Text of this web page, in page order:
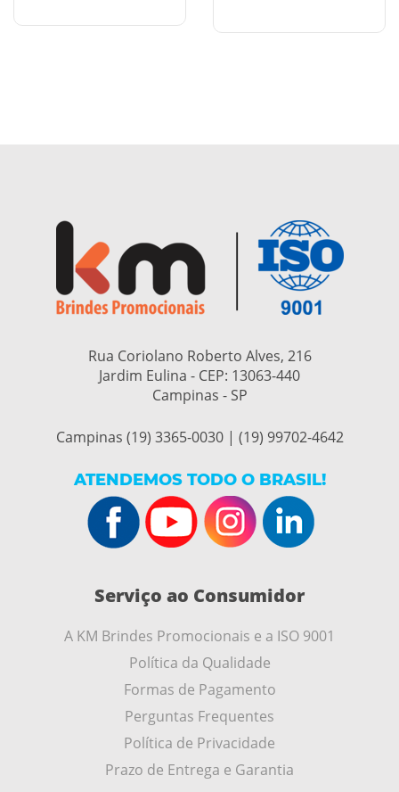
Rua Coriolano Roberto Alves, 216
Jardim Eulina - CEP: 13063-440
Campinas - SP
Campinas (19) 3365-0030 | (19) 99702-4642
ATENDEMOS TODO O BRASIL!
Serviço ao Consumidor
A KM Brindes Promocionais e a ISO 9001
Política da Qualidade
Formas de Pagamento
Perguntas Frequentes
Política de Privacidade
Prazo de Entrega e Garantia